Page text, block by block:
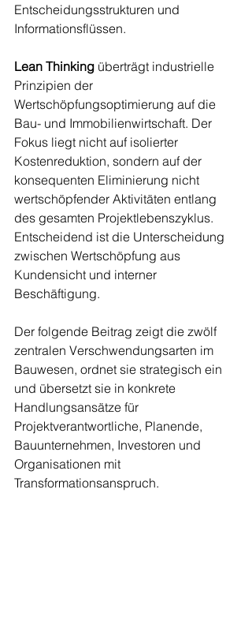
Entscheidungsstrukturen und
Informationsflüssen.
Lean Thinking überträgt industrielle
Prinzipien der
Wertschöpfungsoptimierung auf die
Bau- und Immobilienwirtschaft. Der
Fokus liegt nicht auf isolierter
Kostenreduktion, sondern auf der
konsequenten Eliminierung nicht
wertschöpfender Aktivitäten entlang
des gesamten Projektlebenszyklus.
Entscheidend ist die Unterscheidung
zwischen Wertschöpfung aus
Kundensicht und interner
Beschäftigung.
Der folgende Beitrag zeigt die zwölf
zentralen Verschwendungsarten im
Bauwesen, ordnet sie strategisch ein
und übersetzt sie in konkrete
Handlungsansätze für
Projektverantwortliche, Planende,
Bauunternehmen, Investoren und
Organisationen mit
Transformationsanspruch.